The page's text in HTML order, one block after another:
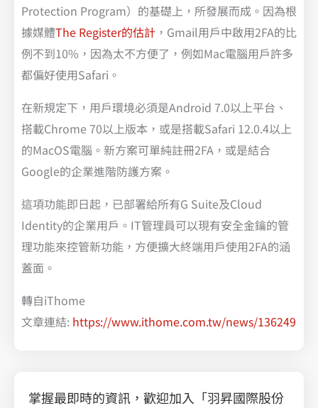
Protection Program）的基礎上，所發展而成。因為根
據媒體The Register的估計 ，Gmail用戶中啟用2FA的比
例不到10%，因為太不方便了，例如Mac電腦用戶許多
都偏好使用Safari。
在新規定下，用戶環境必須是Android 7.0以上平台、
搭載Chrome 70以上版本，或是搭載Safari 12.0.4以上
的MacOS電腦。新方案可單純註冊2FA，或是結合
Google的企業進階防護方案。
這項功能即日起，已部署給所有G Suite及Cloud
Identity的企業用戶。IT管理員可以現有安全金鑰的管
理功能來控管新功能，方便擴大終端用戶使用2FA的涵
蓋面。
轉自iThome
文章連結: https://www.ithome.com.tw/news/136249
掌握最即時的資訊，歡迎加入「羽昇國際股份